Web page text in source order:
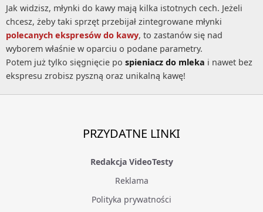
Jak widzisz, młynki do kawy mają kilka istotnych cech. Jeżeli
chcesz, żeby taki sprzęt przebijał zintegrowane młynki
polecanych ekspresów do kawy, to zastanów się nad
wyborem właśnie w oparciu o podane parametry.
Potem już tylko sięgnięcie po spieniacz do mleka i nawet bez
ekspresu zrobisz pyszną oraz unikalną kawę!
PRZYDATNE LINKI
Redakcja VideoTesty
Reklama
Polityka prywatności